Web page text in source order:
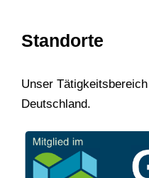
Standorte
Unser
Deutschland.